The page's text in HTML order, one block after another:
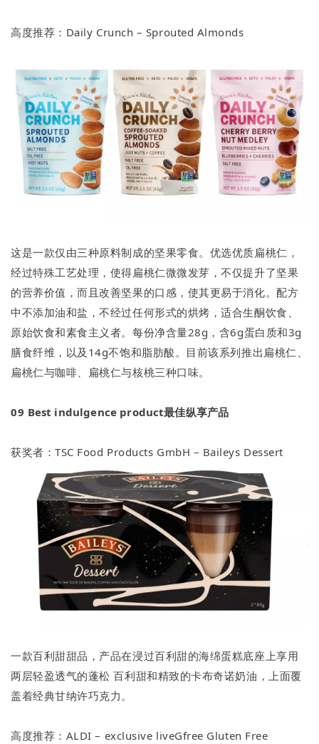
高度推荐：Daily Crunch – Sprouted Almonds
这是一款仅由三种原料制成的坚果零食。优选优质扁桃仁，
经过特殊工艺处理，使得扁桃仁微微发芽，不仅提升了坚果
的营养价值，而且改善坚果的口感，使其更易于消化。配方
中不添加油和盐，不经过任何形式的烘烤，适合生酮饮食、
原始饮食和素食主义者。每份净含量28g，含6g蛋白质和3g
膳食纤维，以及14g不饱和脂肪酸。目前该系列推出扁桃仁、
扁桃仁与咖啡、扁桃仁与核桃三种口味。
09 Best indulgence product最佳纵享产品
获奖者：TSC Food Products GmbH – Baileys Dessert
一款百利甜甜品，产品在浸过百利甜的海绵蛋糕底座上享用
两层轻盈透气的蓬松 百利甜和精致的卡布奇诺奶油，上面覆
盖着经典甘纳许巧克力。
高度推荐：ALDI – exclusive liveGfree Gluten Free